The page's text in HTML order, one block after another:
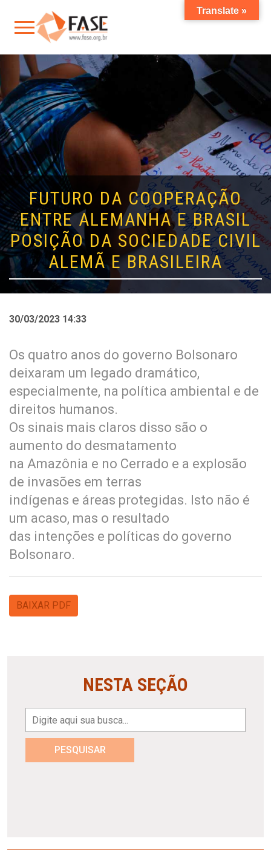
FUTURO DA COOPERAÇÃO
ENTRE ALEMANHA E BRASIL
POSIÇÃO DA SOCIEDADE CIVIL
ALEMÃ E BRASILEIRA
30/03/2023 14:33
Os quatro anos do governo Bolsonaro
deixaram um legado dramático,
especialmente, na política ambiental e de
direitos humanos.
Os sinais mais claros disso são o
aumento do desmatamento
na Amazônia e no Cerrado e a explosão
de invasões em terras
indígenas e áreas protegidas. Isto não é
um acaso, mas o resultado
das intenções e políticas do governo
Bolsonaro.
BAIXAR PDF
NESTA SEÇÃO
PESQUISAR
Translate »